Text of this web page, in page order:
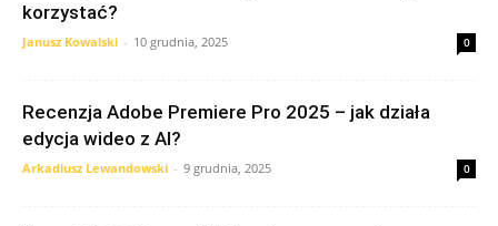
korzystać?
Janusz Kowalski - 10 grudnia, 2025 0
Recenzja Adobe Premiere Pro 2025 – jak działa
edycja wideo z AI?
Arkadiusz Lewandowski - 9 grudnia, 2025 0